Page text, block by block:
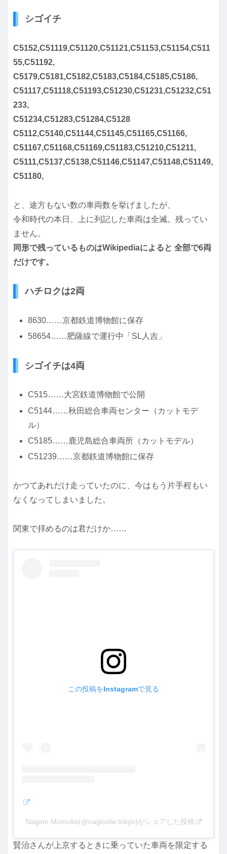
シゴイチ
C5152,C51119,C51120,C51121,C51153,C51154,C511
55,C51192,
C5179,C5181,C5182,C5183,C5184,C5185,C5186,
C51117,C51118,C51193,C51230,C51231,C51232,C51
233,
C51234,C51283,C51284,C5128
C5112,C5140,C51144,C51145,C51165,C51166,
C51167,C51168,C51169,C51183,C51210,C51211,
C5111,C5137,C5138,C51146,C51147,C51148,C51149,
C51180,
と、途方もない数の車両数を挙げましたが、
令和時代の本日、上に列記した車両は全滅。残ってい
ません。
同形で残っているものはWikipediaによると 全部で6両
だけです。
ハチロクは2両
8630……京都鉄道博物館に保存
58654……肥薩線で運行中「SL人吉」
シゴイチは4両
C515……大宮鉄道博物館で公開
C5144……秋田総合車両センター（カットモデ
ル）
C5185……鹿児島総合車両所（カットモデル）
C51239……京都鉄道博物館に保存
かつてあれだけ走っていたのに、今はもう片手程もい
なくなってしまいました。
関東で拝めるのは君だけか……
この投稿をInstagramで見る
Nagino Momoko(@naginote.tokyo)がシェアした投稿
賢治さんが上京するときに乗っていた車両を限定する